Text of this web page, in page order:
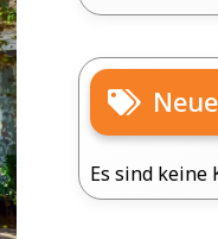
Es sind keine